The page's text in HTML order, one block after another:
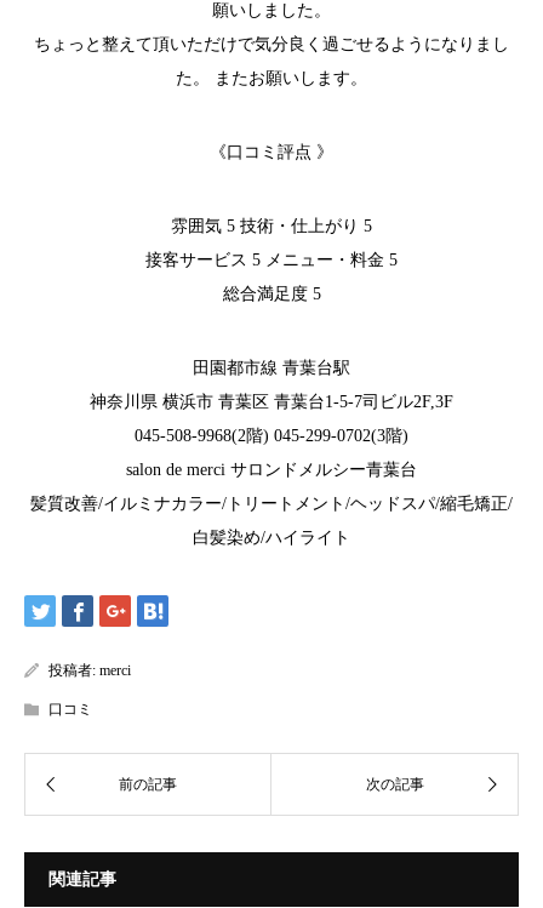
願いしました。
ちょっと整えて頂いただけで気分良く過ごせるようになりまし
た。 またお願いします。
《口コミ評点 》
雰囲気 5 技術・仕上がり 5
接客サービス 5 メニュー・料金 5
総合満足度 5
田園都市線 青葉台駅
神奈川県 横浜市 青葉区 青葉台1-5-7司ビル2F,3F
045-508-9968(2階) 045-299-0702(3階)
salon de merci サロンドメルシー青葉台
髪質改善/イルミナカラー/トリートメント/ヘッドスパ/縮毛矯正/
白髪染め/ハイライト
投稿者: merci
口コミ
関連記事